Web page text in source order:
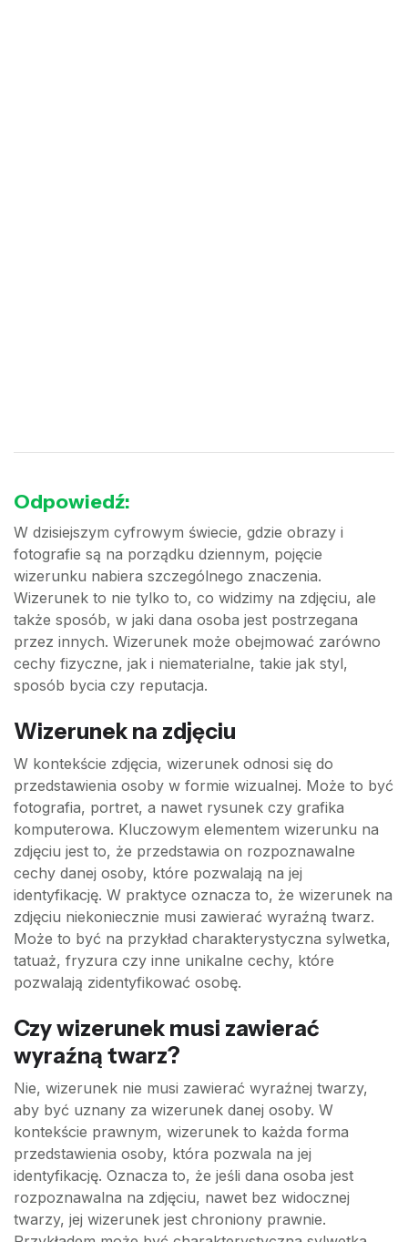
Odpowiedź:
W dzisiejszym cyfrowym świecie, gdzie obrazy i
fotografie są na porządku dziennym, pojęcie
wizerunku nabiera szczególnego znaczenia.
Wizerunek to nie tylko to, co widzimy na zdjęciu, ale
także sposób, w jaki dana osoba jest postrzegana
przez innych. Wizerunek może obejmować zarówno
cechy fizyczne, jak i niematerialne, takie jak styl,
sposób bycia czy reputacja.
Wizerunek na zdjęciu
W kontekście zdjęcia, wizerunek odnosi się do
przedstawienia osoby w formie wizualnej. Może to być
fotografia, portret, a nawet rysunek czy grafika
komputerowa. Kluczowym elementem wizerunku na
zdjęciu jest to, że przedstawia on rozpoznawalne
cechy danej osoby, które pozwalają na jej
identyfikację. W praktyce oznacza to, że wizerunek na
zdjęciu niekoniecznie musi zawierać wyraźną twarz.
Może to być na przykład charakterystyczna sylwetka,
tatuaż, fryzura czy inne unikalne cechy, które
pozwalają zidentyfikować osobę.
Czy wizerunek musi zawierać
wyraźną twarz?
Nie, wizerunek nie musi zawierać wyraźnej twarzy,
aby być uznany za wizerunek danej osoby. W
kontekście prawnym, wizerunek to każda forma
przedstawienia osoby, która pozwala na jej
identyfikację. Oznacza to, że jeśli dana osoba jest
rozpoznawalna na zdjęciu, nawet bez widocznej
twarzy, jej wizerunek jest chroniony prawnie.